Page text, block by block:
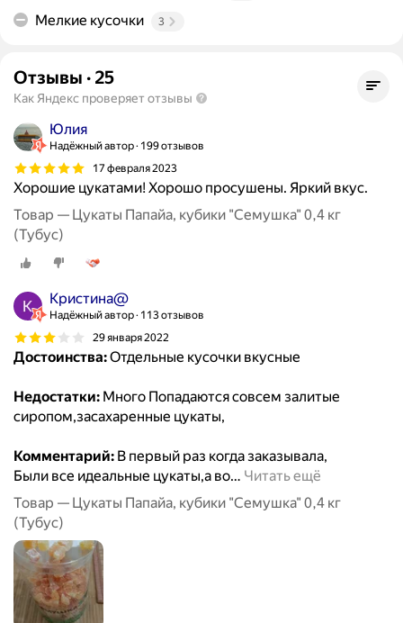
Мелкие кусочки 3
Отзывы · 25
Как Яндекс проверяет отзывы
Юлия
Надёжный автор 199 отзывов
17 февраля 2023
Хорошие цукатами! Хорошо просушены. Яркий вкус.
Товар — Цукаты Папайа, кубики "Семушка" 0,4 кг
(Тубус)
Кристина@
Надёжный автор 113 отзывов
29 января 2022
Достоинства:Отдельные кусочки вкусные
Недостатки: Много Попадаются совсем залитые
сиропом,засахаренные цукаты,
Комментарий: В первый раз когда заказывала,
Были все идеальные цукаты,а во… Читать ещё
Товар — Цукаты Папайа, кубики "Семушка" 0,4 кг
(Тубус)